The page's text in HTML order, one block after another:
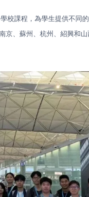
校課程，為學生提供不同
京、蘇州、杭州、紹興和